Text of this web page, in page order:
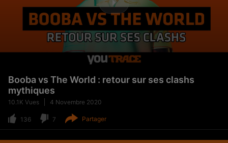
Booba vs The World : retour sur ses clashs
mythiques
10.1K Vues 4 Novembre 2020
136 7 Partager